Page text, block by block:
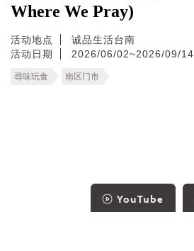
Where We Pray)
活动地点
诚品生活台南
活动日期
2026/06/02~2026/09/14
尋味玩食 南区门市